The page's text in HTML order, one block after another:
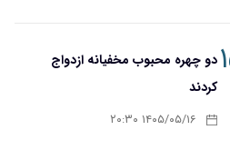
دو چهره محبوب مخفیانه ازدواج
کردند
۱۴۰۵/۰۵/۱۶ ۲۰:۳۰